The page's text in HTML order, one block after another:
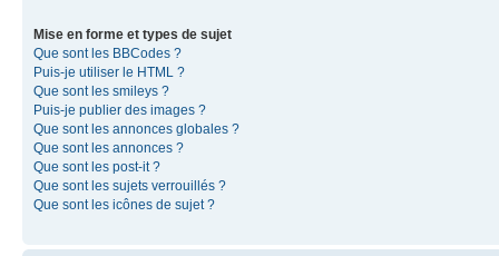
Mise en forme et types de sujet
Que sont les BBCodes ?
Puis-je utiliser le HTML ?
Que sont les smileys ?
Puis-je publier des images ?
Que sont les annonces globales ?
Que sont les annonces ?
Que sont les post-it ?
Que sont les sujets verrouillés ?
Que sont les icônes de sujet ?